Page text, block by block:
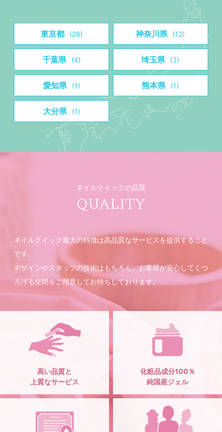
東京都 (28) 神奈川県 (12)
千葉県 (4) 埼玉県 (3)
愛知県 (1) 熊本県 (1)
大分県 (1)
ネイルクイックの品質
QUALITY
ネイルクイック最大の特徴は高品質なサービスを提供すること
です。
デザインやスタッフの技術はもちろん、お客様が安心してくつ
ろげる空間をご用意してお待ちしております。
高い品質と
上質なサービス
化粧品成分100％
純国産ジェル